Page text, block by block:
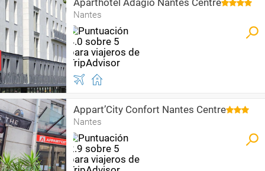
Aparthotel Adagio Nantes Centre
Nantes
Appart’City Confort Nantes Centre
Nantes